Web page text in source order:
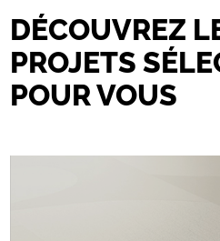
DÉCOUVREZ
PROJETS
POUR VOUS